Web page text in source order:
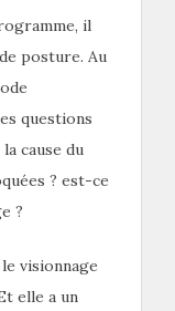
il
posture. Au
questions
cause du
? est-ce
?
visionnage
elle a un